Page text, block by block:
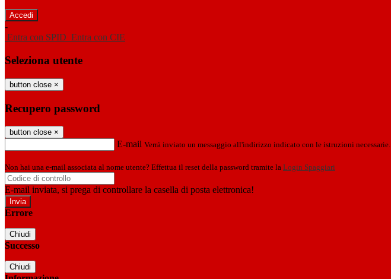
-
Entra con SPID Entra con CIE
Seleziona utente
button close ×
Recupero password
button close ×
E-mail Verrà inviato un messaggio all'indirizzo indicato con le istruzioni necessarie.
Non hai una e-mail associata al nome utente? Effettua il reset della password tramite la Login Spaggiari
E-mail inviata, si prega di controllare la casella di posta elettronica!
Errore
Chiudi
Successo
Chiudi